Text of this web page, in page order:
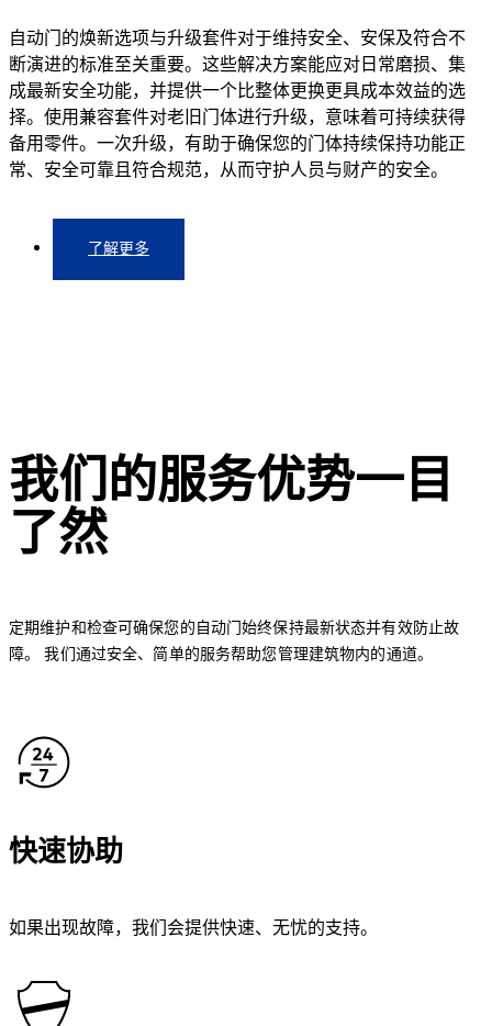
自动门的焕新选项与升级套件对于维持安全、安保及符合不
断演进的标准至关重要。这些解决方案能应对日常磨损、集
成最新安全功能，并提供一个比整体更换更具成本效益的选
择。使用兼容套件对老旧门体进行升级，意味着可持续获得
备用零件。一次升级，有助于确保您的门体持续保持功能正
常、安全可靠且符合规范，从而守护人员与财产的安全。
了解更多
我们的服务优势一目
了然
定期维护和检查可确保您的自动门始终保持最新状态并有效防止故
障。 我们通过安全、简单的服务帮助您管理建筑物内的通道。
快速协助
如果出现故障，我们会提供快速、无忧的支持。